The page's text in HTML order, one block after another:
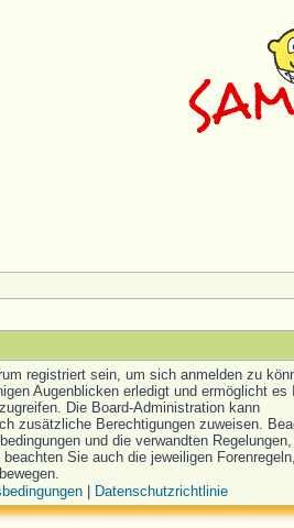
registriert sein, um sich anmelden zu
Augenblicken erledigt und ermöglicht es
Die Board-Administration kann
zusätzliche Berechtigungen zuweisen.
und die verwandten
Sie auch die jeweiligen
| Datenschutzrichtlinie